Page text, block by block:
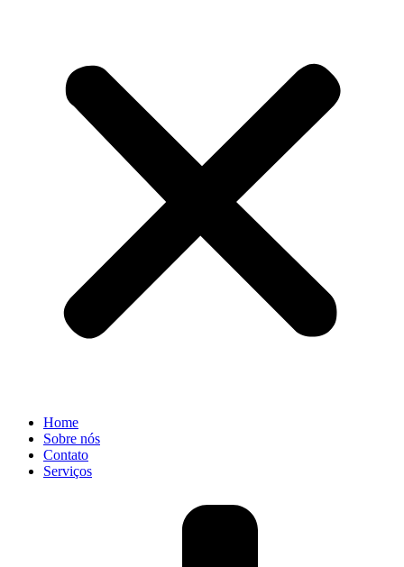
Home
Sobre nós
Contato
Serviços